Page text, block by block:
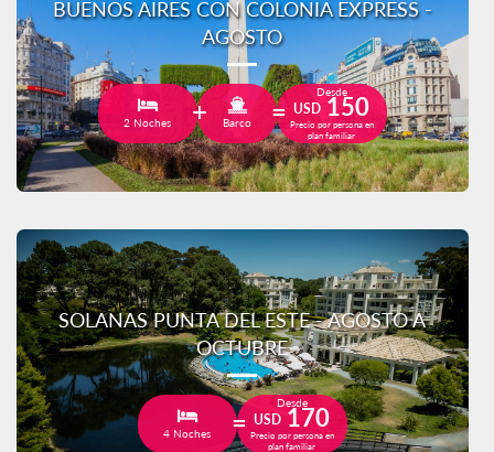
BUENOS AIRES CON COLONIA EXPRESS -
AGOSTO
2 Noches Barco
Desde
USD 150
Precio por persona en
plan familiar
SOLANAS PUNTA DEL ESTE - AGOSTO A
OCTUBRE
4 Noches
Desde
USD 170
Precio por persona en
plan familiar